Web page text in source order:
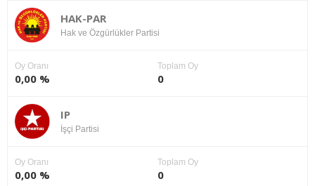
HAK-PAR
Hak ve Özgürlükler Partisi
Oy Oranı
0,00 %
Toplam Oy
0
IP
İşçi Partisi
Oy Oranı
0,00 %
Toplam Oy
0